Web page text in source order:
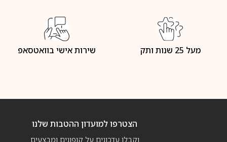
מעל 25 שנות ותק שירות אישי בוואטסאפ
הצטרפו למועדון ההטבות שלנו
וקבלו עדכונים על קופונים ומבצעים